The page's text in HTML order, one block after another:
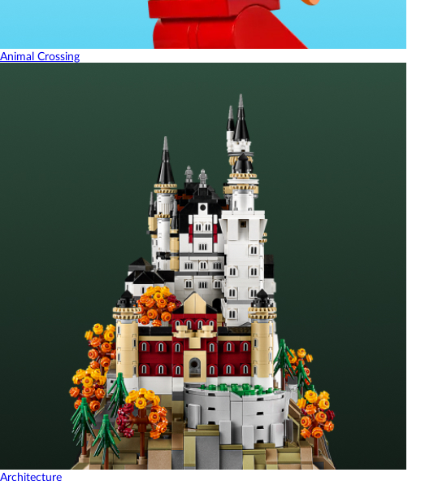
Animal Crossing
Architecture